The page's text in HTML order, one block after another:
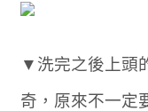
▼洗完之後上頭
奇，原來不一定